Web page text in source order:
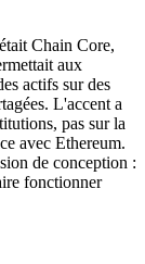
Chain Core,
aux
actifs sur des
L'accent a
pas sur la
avec Ethereum.
de conception :
fonctionner